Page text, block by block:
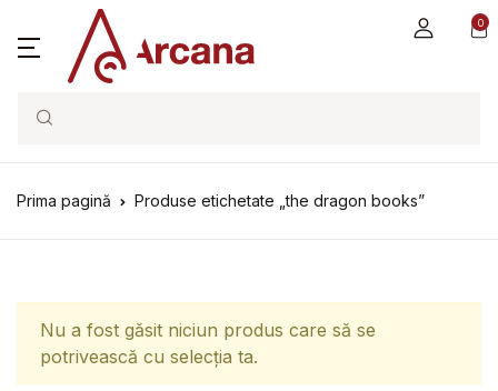
0
Search
Prima pagină Produse etichetate „the dragon books”
Nu a fost găsit niciun produs care să se
potrivească cu selecția ta.